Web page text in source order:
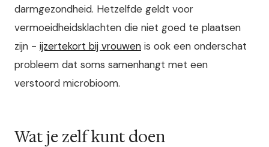
darmgezondheid. Hetzelfde geldt voor
vermoeidheidsklachten die niet goed te plaatsen
zijn - ijzertekort bij vrouwen is ook een onderschat
probleem dat soms samenhangt met een
verstoord microbioom.
Wat je zelf kunt doen